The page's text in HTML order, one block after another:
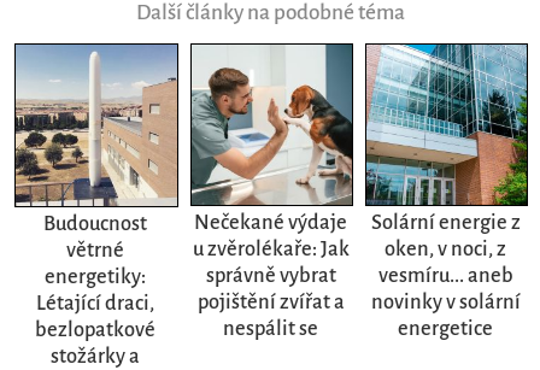
Další články na podobné téma
Budoucnost
větrné
energetiky:
Létající draci,
bezlopatkové
stožárky a
Nečekané výdaje
u zvěrolékaře: Jak
správně vybrat
pojištění zvířat a
nespálit se
Solární energie z
oken, v noci, z
vesmíru... aneb
novinky v solární
energetice